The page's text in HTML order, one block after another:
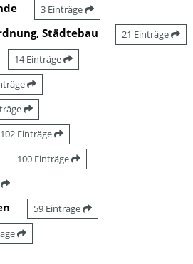
3 Einträge
Städtebau 21 Einträge
14 Einträge
102 Einträge
100 Einträge
59 Einträge